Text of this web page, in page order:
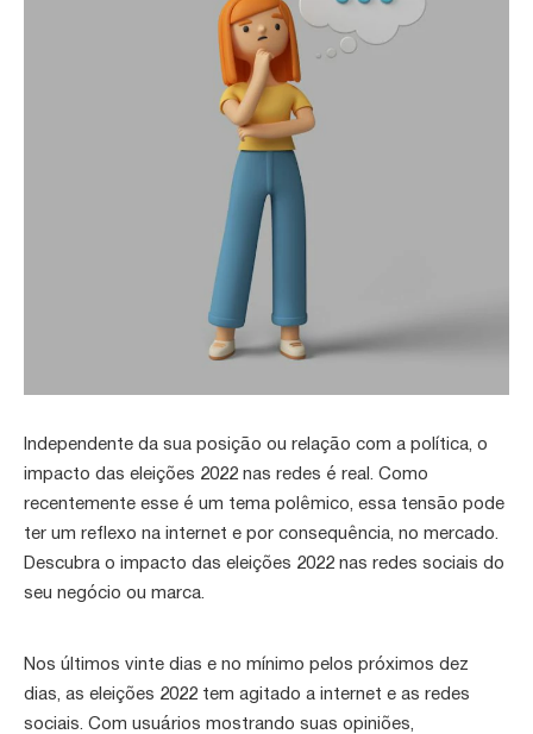
Independente da sua posição ou relação com a política, o
impacto das eleições 2022 nas redes é real. Como
recentemente esse é um tema polêmico, essa tensão pode
ter um reflexo na internet e por consequência, no mercado.
Descubra o impacto das eleições 2022 nas redes sociais do
seu negócio ou marca.
Nos últimos vinte dias e no mínimo pelos próximos dez
dias, as eleições 2022 tem agitado a internet e as redes
sociais. Com usuários mostrando suas opiniões,